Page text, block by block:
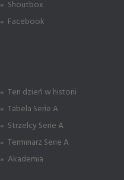
» Shoutbox
» Facebook
» Ten dzień w historii
» Tabela Serie A
» Strzelcy Serie A
» Terminarz Serie A
» Akademia